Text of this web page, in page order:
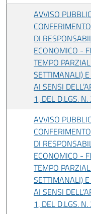
AVVISO
DI
ECONOMICO -
TEMPO
SETTIMANALI)
AI SENSI
1, DEL D.LGS.
AVVISO
DI
ECONOMICO -
TEMPO
SETTIMANALI)
AI SENSI
1, DEL D.LGS.